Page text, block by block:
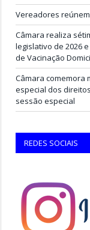
Vereadores
Câmara realiza
legislativo de 2026
de Vacinação
Câmara comemora
especial dos
sessão especial
REDES SOCIAIS